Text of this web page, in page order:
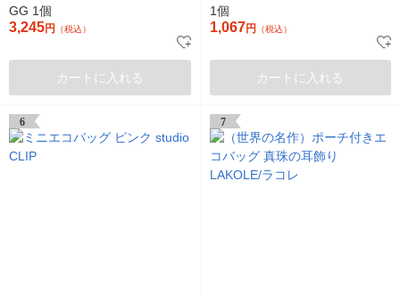
GG 1個
3,245円 （税込）
カートに入れる
1個
1,067円 （税込）
カートに入れる
6 7